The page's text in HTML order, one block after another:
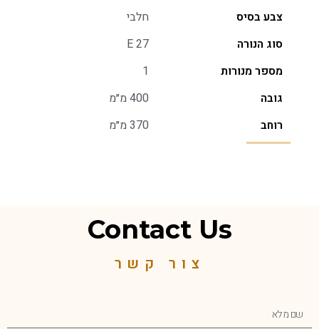
צבע בסיס
חלבי
סוג הנורה
E 27
מספר מנורות
1
גובה
400 מ״מ
רוחב
370 מ״מ
Contact Us
צור קשר